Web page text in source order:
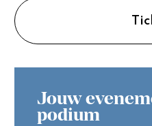
Jouw
podium